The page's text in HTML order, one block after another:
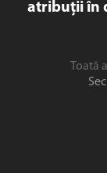
atribuții în